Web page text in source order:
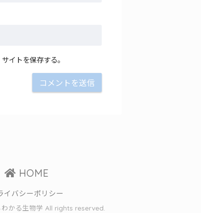
イトを保存する。
HOME
イバシーポリシー
かる生物学 All rights reserved.